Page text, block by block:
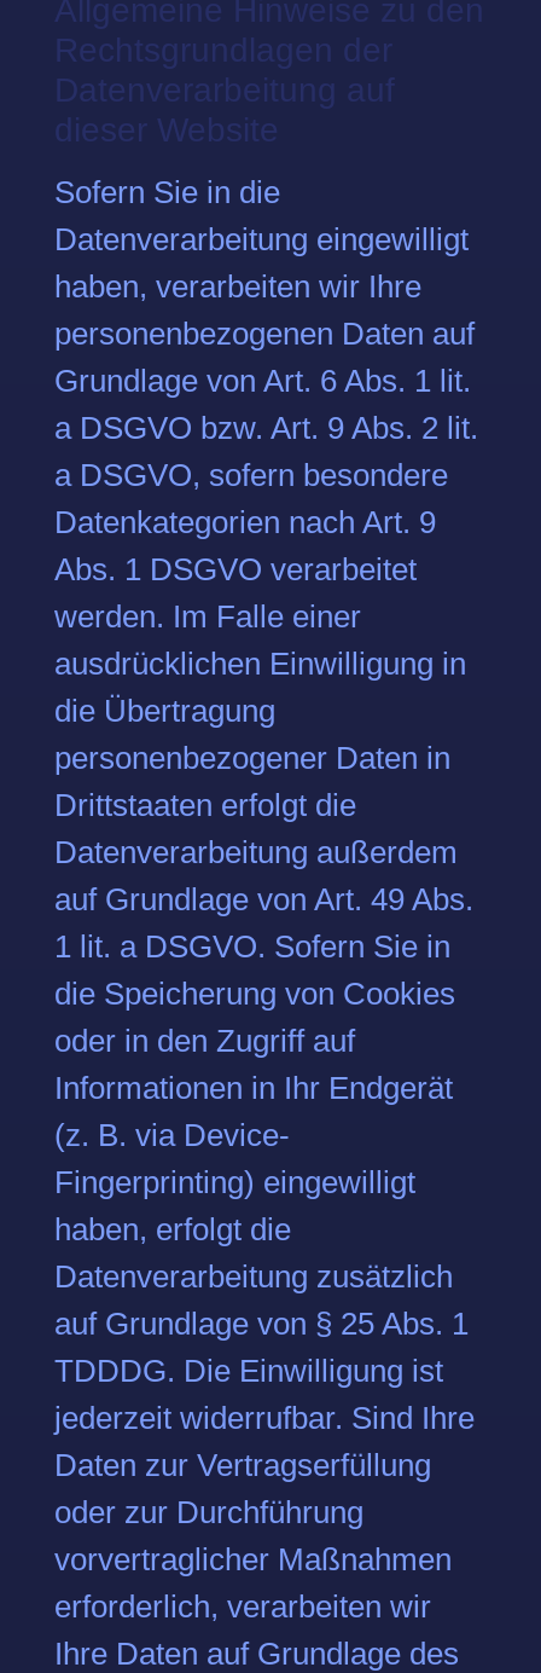
Allgemeine Hinweise zu den
Rechtsgrundlagen der
Datenverarbeitung auf
dieser Website
Sofern Sie in die
Datenverarbeitung eingewilligt
haben, verarbeiten wir Ihre
personenbezogenen Daten auf
Grundlage von Art. 6 Abs. 1 lit.
a DSGVO bzw. Art. 9 Abs. 2 lit.
a DSGVO, sofern besondere
Datenkategorien nach Art. 9
Abs. 1 DSGVO verarbeitet
werden. Im Falle einer
ausdrücklichen Einwilligung in
die Übertragung
personenbezogener Daten in
Drittstaaten erfolgt die
Datenverarbeitung außerdem
auf Grundlage von Art. 49 Abs.
1 lit. a DSGVO. Sofern Sie in
die Speicherung von Cookies
oder in den Zugriff auf
Informationen in Ihr Endgerät
(z. B. via Device-
Fingerprinting) eingewilligt
haben, erfolgt die
Datenverarbeitung zusätzlich
auf Grundlage von § 25 Abs. 1
TDDDG. Die Einwilligung ist
jederzeit widerrufbar. Sind Ihre
Daten zur Vertragserfüllung
oder zur Durchführung
vorvertraglicher Maßnahmen
erforderlich, verarbeiten wir
Ihre Daten auf Grundlage des